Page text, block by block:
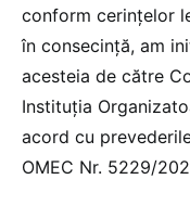
conform cerințelor
în consecință, am
acesteia de către
Instituția
acord cu
OMEC Nr. 5229/